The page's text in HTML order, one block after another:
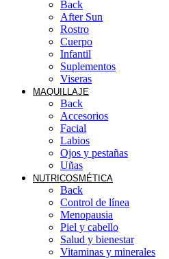
Back
After Sun
Rostro
Cuerpo
Infantil
Suplementos
Viseras
MAQUILLAJE
Back
Accesorios
Facial
Labios
Ojos y pestañas
Uñas
NUTRICOSMÉTICA
Back
Control de línea
Menopausia
Piel y cabello
Salud y bienestar
Vitaminas y minerales